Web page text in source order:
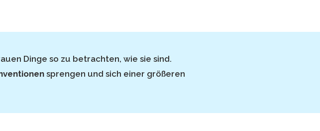
Dinge so zu betrachten, wie sie sind.
sprengen und sich einer größeren